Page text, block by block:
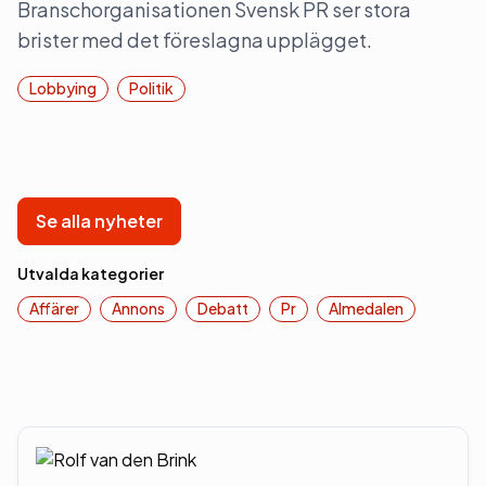
Branschorganisationen Svensk PR ser stora
brister med det föreslagna upplägget.
Lobbying Politik
Se alla nyheter
Utvalda kategorier
Affärer
Annons Debatt Pr Almedalen